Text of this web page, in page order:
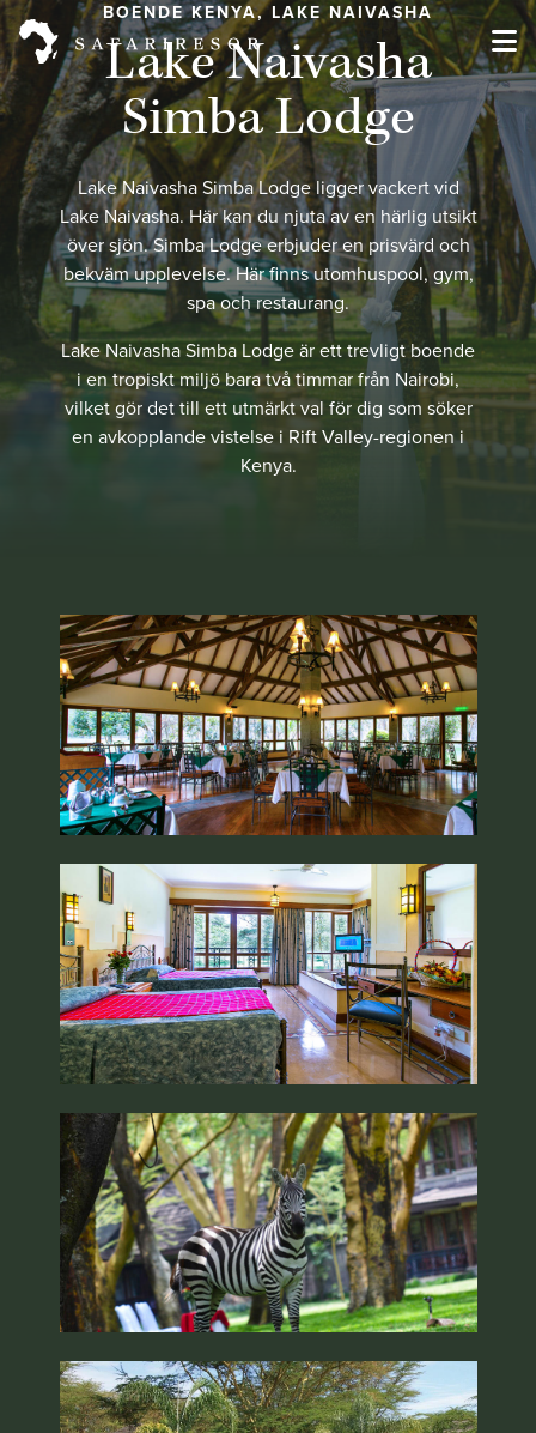
BOENDE KENYA, LAKE NAIVASHA
Lake Naivasha
Simba Lodge
Lake Naivasha Simba Lodge ligger vackert vid
Lake Naivasha. Här kan du njuta av en härlig utsikt
över sjön. Simba Lodge erbjuder en prisvärd och
bekväm upplevelse. Här finns utomhuspool, gym,
spa och restaurang.
Lake Naivasha Simba Lodge är ett trevligt boende
i en tropiskt miljö bara två timmar från Nairobi,
vilket gör det till ett utmärkt val för dig som söker
en avkopplande vistelse i Rift Valley-regionen i
Kenya.